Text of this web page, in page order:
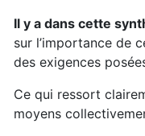
Il y a dans cette
sur l’importance de
des exigences
Ce qui ressort
moyens